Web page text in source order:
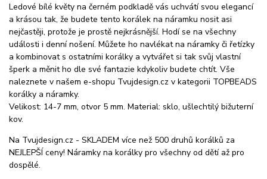
Ledové bílé květy na černém podkladě vás uchvátí svou elegancí
a krásou tak, že budete tento korálek na náramku nosit asi
nejčastěji, protože je prostě nejkrásnější. Hodí se na všechny
události i denní nošení. Můžete ho navlékat na náramky či řetízky
a kombinovat s ostatními korálky a vytvářet si tak svůj vlastní
šperk a měnit ho dle své fantazie kdykoliv budete chtít. Vše
naleznete v našem e-shopu Tvujdesign.cz v kategorii TOPBEADS
korálky a náramky.
Velikost: 14-7 mm, otvor 5 mm. Material: sklo, ušlechtilý bižuterní
kov.
Na Tvujdesign.cz - SKLADEM více než 500 druhů korálků za
NEJLEPŠÍ ceny! Náramky na korálky pro všechny od dětí až pro
dospělé.